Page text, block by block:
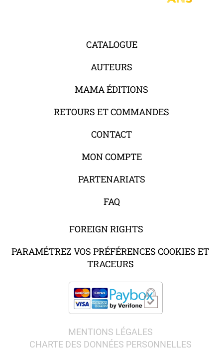
CATALOGUE
AUTEURS
MAMA ÉDITIONS
RETOURS ET COMMANDES
CONTACT
MON COMPTE
PARTENARIATS
FAQ
FOREIGN RIGHTS
PARAMÉTREZ VOS PRÉFÉRENCES COOKIES ET
TRACEURS
MENTIONS LÉGALES
CHARTE DES DONNÉES PERSONNELLES